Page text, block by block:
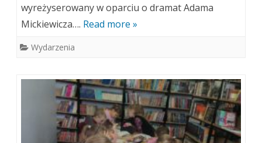
wyreżyserowany w oparciu o dramat Adama
Mickiewicza…. Read more »
Wydarzenia